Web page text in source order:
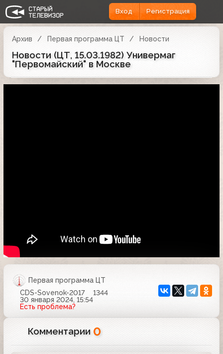
Вход Регистрация
Архив Первая программа ЦТ Новости
Новости (ЦТ, 15.03.1982) Универмаг
"Первомайский" в Москве
Первая программа ЦТ
CDS-Sovenok-2017
1344
30 января 2024, 15:54
Есть проблема?
Комментарии 0